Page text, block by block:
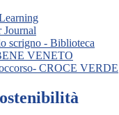
Journal
scrigno - Biblioteca
VENETO
CROCE VERDE